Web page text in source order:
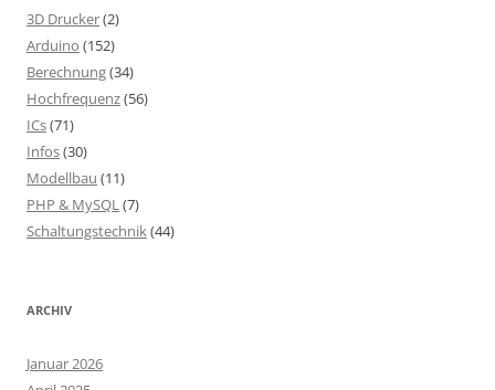
3D Drucker(2)
Arduino (152)
Berechnung(34)
Hochfrequenz(56)
ICs(71)
Infos(30)
Modellbau (11)
PHP & MySQL(7)
Schaltungstechnik(44)
ARCHIV
Januar 2026